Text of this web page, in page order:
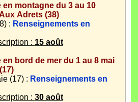
en montagne du 3 au 10
Adrets (38)
: Renseignements en
: 15 août
en bord de mer du 1 au 8 mai
(17) : Renseignements en
: 30 août